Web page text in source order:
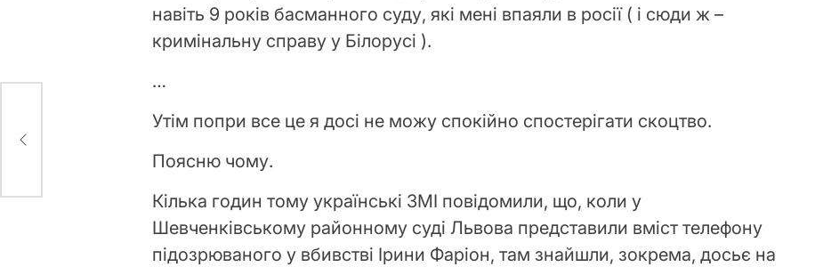
навіть 9 років басманного суду, які мені впаяли в росії ( і сюди ж –
кримінальну справу у Білорусі ).
…
Утім попри все це я досі не можу спокійно спостерігати скоцтво.
Поясню чому.
Кілька годин тому українські ЗМІ повідомили, що, коли у
Шевченківському районному суді Львова представили вміст телефону
підозрюваного у вбивстві Ірини Фаріон, там знайшли, зокрема, досьє на